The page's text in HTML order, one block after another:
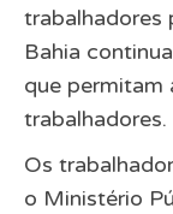
trabalhadores
Bahia
que permitam
trabalhadores.
Os
o Ministério